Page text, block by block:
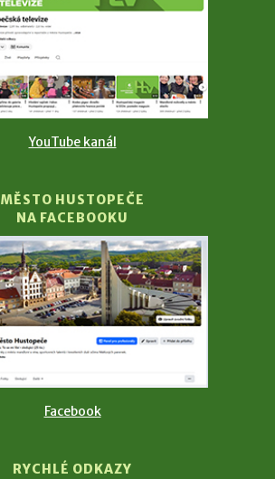
YouTube kanál
MĚSTO HUSTOPEČE
NA FACEBOOKU
Facebook
RYCHLÉ ODKAZY